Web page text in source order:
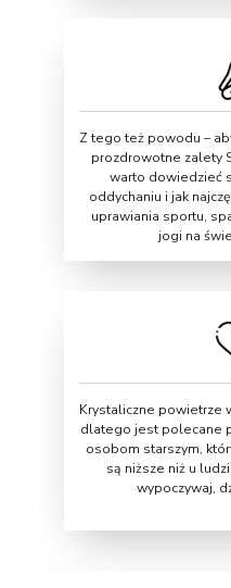
Z tego też powodu –
prozdrowotne zalety
warto dowiedzieć
oddychaniu i jak
uprawiania sportu,
jogi na
Krystaliczne powietrze
dlatego jest polecane
osobom starszym,
są niższe niż u
wypoczywaj,